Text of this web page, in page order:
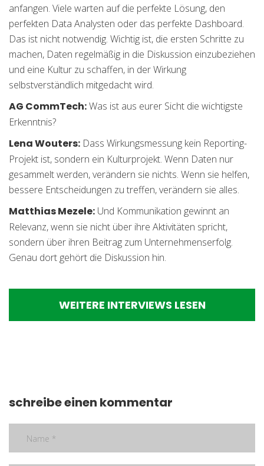
anfangen. Viele warten auf die perfekte Lösung, den
perfekten Data Analysten oder das perfekte Dashboard.
Das ist nicht notwendig. Wichtig ist, die ersten Schritte zu
machen, Daten regelmäßig in die Diskussion einzubeziehen
und eine Kultur zu schaffen, in der Wirkung
selbstverständlich mitgedacht wird.
AG CommTech:Was ist aus eurer Sicht die wichtigste
Erkenntnis?
Lena Wouters: Dass Wirkungsmessung kein Reporting-
Projekt ist, sondern ein Kulturprojekt. Wenn Daten nur
gesammelt werden, verändern sie nichts. Wenn sie helfen,
bessere Entscheidungen zu treffen, verändern sie alles.
Matthias Mezele: Und Kommunikation gewinnt an
Relevanz, wenn sie nicht über ihre Aktivitäten spricht,
sondern über ihren Beitrag zum Unternehmenserfolg.
Genau dort gehört die Diskussion hin.
WEITERE INTERVIEWS LESEN
schreibe einen kommentar